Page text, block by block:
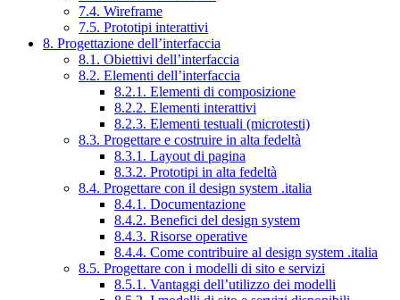
7.4. Wireframe
7.5. Prototipi interattivi
8. Progettazione dell’interfaccia
8.1. Obiettivi dell’interfaccia
8.2. Elementi dell’interfaccia
8.2.1. Elementi di composizione
8.2.2. Elementi interattivi
8.2.3. Elementi testuali (microtesti)
8.3. Progettare e costruire in alta fedeltà
8.3.1. Layout di pagina
8.3.2. Prototipi in alta fedeltà
8.4. Progettare con il design system .italia
8.4.1. Documentazione
8.4.2. Benefici del design system
8.4.3. Risorse operative
8.4.4. Come contribuire al design system .italia
8.5. Progettare con i modelli di sito e servizi
8.5.1. Vantaggi dell’utilizzo dei modelli